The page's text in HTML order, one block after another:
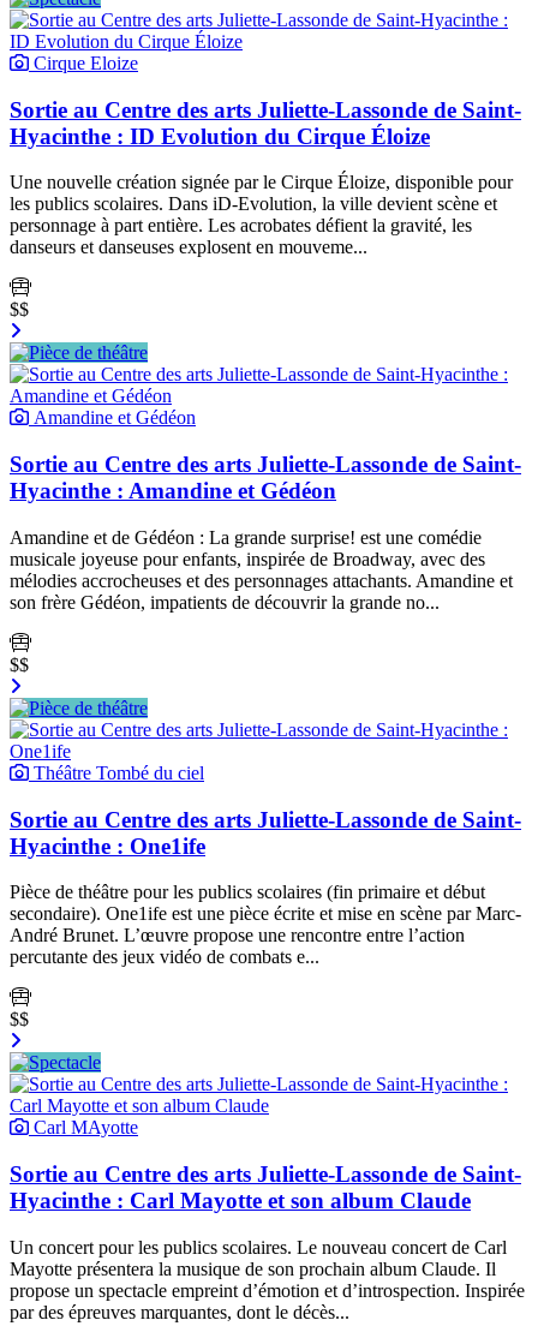
Cirque Eloize
Sortie au Centre des arts Juliette-Lassonde de Saint-
Hyacinthe : ID Evolution du Cirque Éloize
Une nouvelle création signée par le Cirque Éloize, disponible pour
les publics scolaires. Dans iD-Evolution, la ville devient scène et
personnage à part entière. Les acrobates défient la gravité, les
danseurs et danseuses explosent en mouveme...
$$
Amandine et Gédéon
Sortie au Centre des arts Juliette-Lassonde de Saint-
Hyacinthe : Amandine et Gédéon
Amandine et de Gédéon : La grande surprise! est une comédie
musicale joyeuse pour enfants, inspirée de Broadway, avec des
mélodies accrocheuses et des personnages attachants. Amandine et
son frère Gédéon, impatients de découvrir la grande no...
$$
Théâtre Tombé du ciel
Sortie au Centre des arts Juliette-Lassonde de Saint-
Hyacinthe : One1ife
Pièce de théâtre pour les publics scolaires (fin primaire et début
secondaire). One1ife est une pièce écrite et mise en scène par Marc-
André Brunet. L’œuvre propose une rencontre entre l’action
percutante des jeux vidéo de combats e...
$$
Carl MAyotte
Sortie au Centre des arts Juliette-Lassonde de Saint-
Hyacinthe : Carl Mayotte et son album Claude
Un concert pour les publics scolaires. Le nouveau concert de Carl
Mayotte présentera la musique de son prochain album Claude. Il
propose un spectacle empreint d’émotion et d’introspection. Inspirée
par des épreuves marquantes, dont le décès...